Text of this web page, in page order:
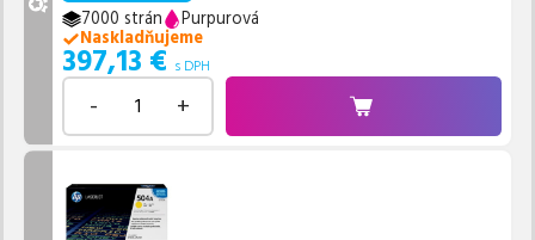
7000 strán
Purpurová
Naskladňujeme
397,13 € s DPH
- +